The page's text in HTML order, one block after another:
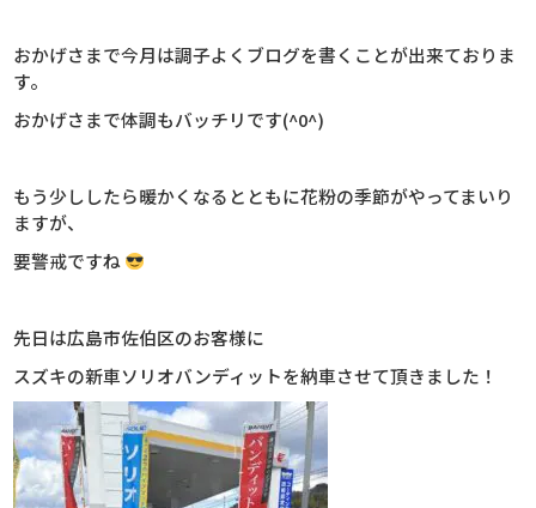
おかげさまで今月は調子よくブログを書くことが出来ておりま
す。
おかげさまで体調もバッチリです(^0^)
もう少ししたら暖かくなるとともに花粉の季節がやってまいり
ますが、
要警戒ですね
先日は広島市佐伯区のお客様に
スズキの新車ソリオバンディットを納車させて頂きました！